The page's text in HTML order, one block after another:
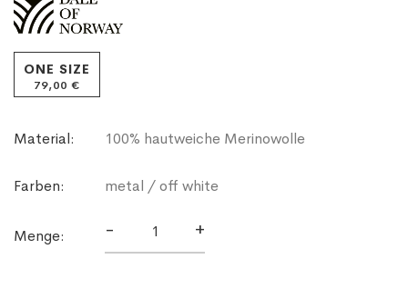
ONE SIZE
79,00 €
Material: 100% hautweiche Merinowolle
Farben: metal / off white
Menge: - +